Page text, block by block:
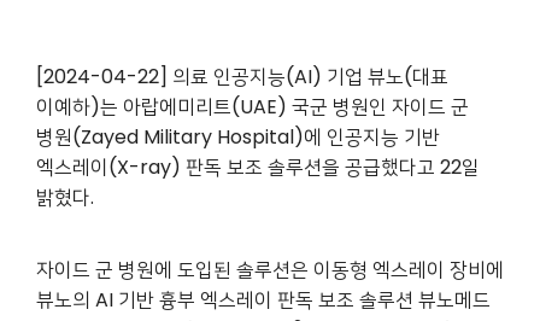
[2024-04-22] 의료 인공지능(AI) 기업 뷰노(대표
이예하)는 아랍에미리트(UAE) 국군 병원인 자이드 군
병원(Zayed Military Hospital)에 인공지능 기반
엑스레이(X-ray) 판독 보조 솔루션을 공급했다고 22일
밝혔다.
자이드 군 병원에 도입된 솔루션은 이동형 엑스레이 장비에
뷰노의 AI 기반 흉부 엑스레이 판독 보조 솔루션 뷰노메드